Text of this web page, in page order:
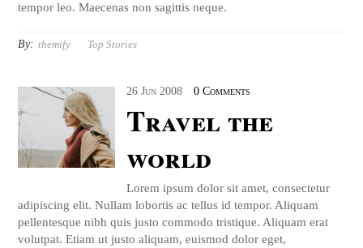
tempor leo. Maecenas non sagittis neque.
By: themify Top Stories
26 Jun 2008 0 Comments
Travel the
world
Lorem ipsum dolor sit amet, consectetur
adipiscing elit. Nullam lobortis ac tellus id tempor. Aliquam
pellentesque nibh quis justo commodo tristique. Aliquam erat
volutpat. Etiam ut justo aliquam, euismod dolor eget,